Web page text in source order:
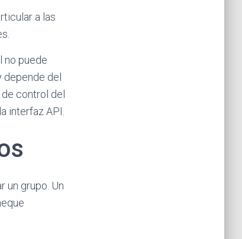
a las
no puede
del
control del
interfaz API.
un grupo. Un